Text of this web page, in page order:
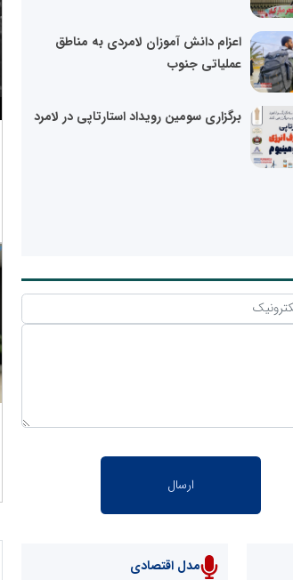
اعزام دانش آموزان لامردی به مناطق
عملیاتی جنوب
برگزاری سومین رویداد استارتاپی در لامرد
مدل اقتصادی